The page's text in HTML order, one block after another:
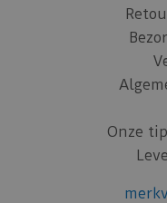
Onze